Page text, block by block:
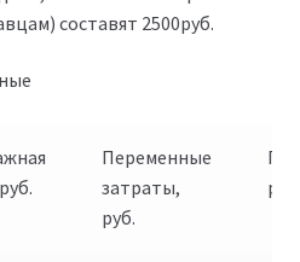
составят 2500руб.
Переменные
затраты,
руб.